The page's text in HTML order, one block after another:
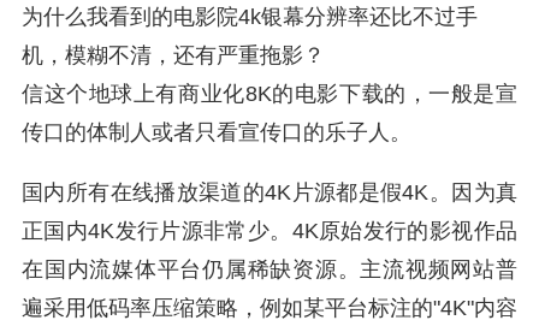
为什么我看到的电影院4k银幕分辨率还比不过手
机，模糊不清，还有严重拖影？
信这个地球上有商业化8K的电影下载的，一般是宣
传口的体制人或者只看宣传口的乐子人。
国内所有在线播放渠道的4K片源都是假4K。因为真
正国内4K发行片源非常少。4K原始发行的影视作品
在国内流媒体平台仍属稀缺资源。主流视频网站普
遍采用低码率压缩策略，例如某平台标注的"4K"内容